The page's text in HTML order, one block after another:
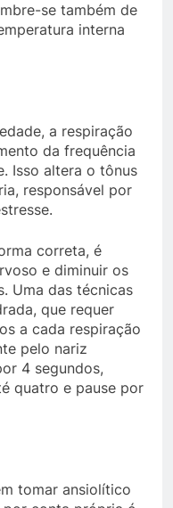
se também de
interna
a respiração
da frequência
Isso altera o tônus
responsável por
correta, é
e diminuir os
Uma das técnicas
que requer
a cada respiração
pelo nariz
4 segundos,
quatro e pause por
tomar ansiolítico